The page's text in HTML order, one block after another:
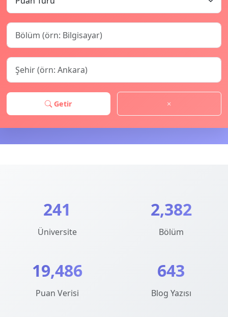
Getir
241
Üniversite
2,382
Bölüm
19,486
Puan Verisi
643
Blog Yazısı